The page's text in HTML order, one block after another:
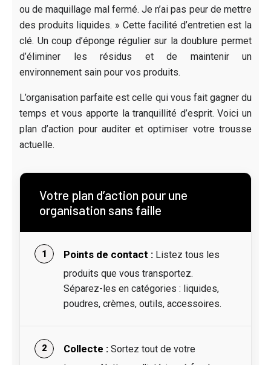
ou de maquillage mal fermé. Je n’ai pas peur de mettre
des produits liquides. » Cette facilité d’entretien est la
clé. Un coup d’éponge régulier sur la doublure permet
d’éliminer les résidus et de maintenir un
environnement sain pour vos produits.
L’organisation parfaite est celle qui vous fait gagner du
temps et vous apporte la tranquillité d’esprit. Voici un
plan d’action pour auditer et optimiser votre trousse
actuelle.
Votre plan d’action pour une
organisation sans faille
Points de contact : Listez tous les
produits que vous transportez.
Séparez-les en catégories : liquides,
poudres, crèmes, outils, accessoires.
Collecte : Sortez tout de votre